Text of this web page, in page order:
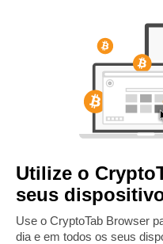
Utilize o
seus
Use o CryptoTab Browser
dia e em todos os seus